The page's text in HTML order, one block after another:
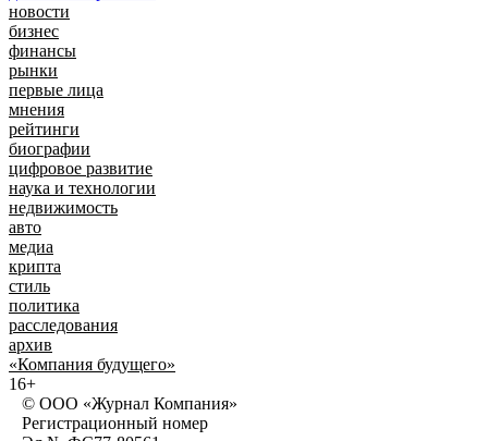
новости
бизнес
финансы
рынки
первые лица
мнения
рейтинги
биографии
цифровое развитие
наука и технологии
недвижимость
авто
медиа
крипта
стиль
политика
расследования
архив
«Компания будущего»
16+
© ООО «Журнал Компания»
Регистрационный номер